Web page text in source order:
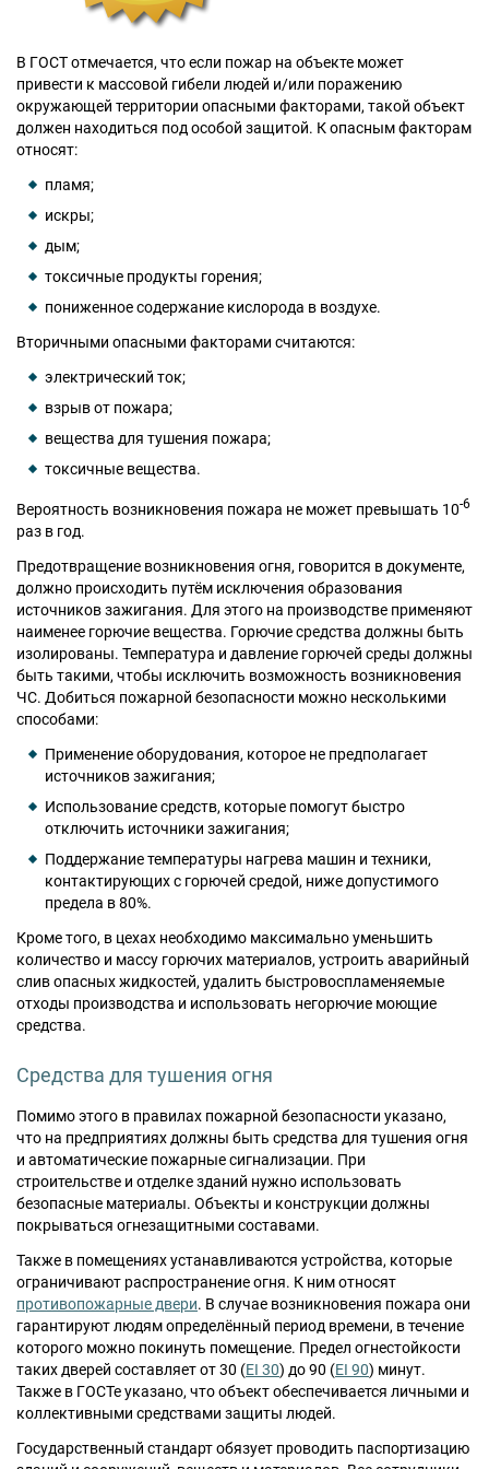
В ГОСТ отмечается, что если пожар на объекте может
привести к массовой гибели людей и/или поражению
окружающей территории опасными факторами, такой объект
должен находиться под особой защитой. К опасным факторам
относят:
пламя;
искры;
дым;
токсичные продукты горения;
пониженное содержание кислорода в воздухе.
Вторичными опасными факторами считаются:
электрический ток;
взрыв от пожара;
вещества для тушения пожара;
токсичные вещества.
Вероятность возникновения пожара не может превышать 10-6
раз в год.
Предотвращение возникновения огня, говорится в документе,
должно происходить путём исключения образования
источников зажигания. Для этого на производстве применяют
наименее горючие вещества. Горючие средства должны быть
изолированы. Температура и давление горючей среды должны
быть такими, чтобы исключить возможность возникновения
ЧС. Добиться пожарной безопасности можно несколькими
способами:
Применение оборудования, которое не предполагает
источников зажигания;
Использование средств, которые помогут быстро
отключить источники зажигания;
Поддержание температуры нагрева машин и техники,
контактирующих с горючей средой, ниже допустимого
предела в 80%.
Кроме того, в цехах необходимо максимально уменьшить
количество и массу горючих материалов, устроить аварийный
слив опасных жидкостей, удалить быстровоспламеняемые
отходы производства и использовать негорючие моющие
средства.
Средства для тушения огня
Помимо этого в правилах пожарной безопасности указано,
что на предприятиях должны быть средства для тушения огня
и автоматические пожарные сигнализации. При
строительстве и отделке зданий нужно использовать
безопасные материалы. Объекты и конструкции должны
покрываться огнезащитными составами.
Также в помещениях устанавливаются устройства, которые
ограничивают распространение огня. К ним относят
противопожарные двери. В случае возникновения пожара они
гарантируют людям определённый период времени, в течение
которого можно покинуть помещение. Предел огнестойкости
таких дверей составляет от 30 (EI 30) до 90 (EI 90) минут.
Также в ГОСТе указано, что объект обеспечивается личными и
коллективными средствами защиты людей.
Государственный стандарт обязует проводить паспортизацию